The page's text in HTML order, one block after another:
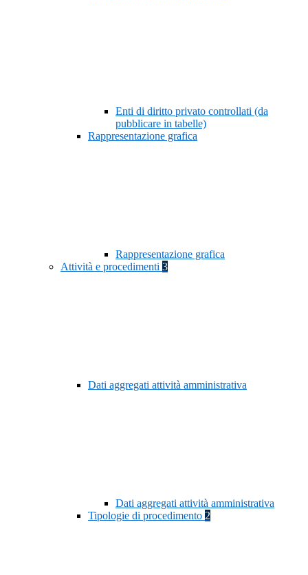
Enti di diritto privato controllati (da
pubblicare in tabelle)
Rappresentazione grafica
Rappresentazione grafica
Attività e procedimenti 3
Dati aggregati attività amministrativa
Dati aggregati attività amministrativa
Tipologie di procedimento 2